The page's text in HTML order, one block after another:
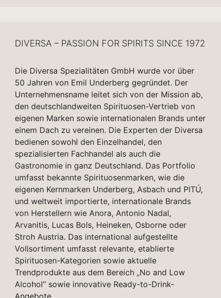
DIVERSA – PASSION FOR SPIRITS SINCE 1972
Die Diversa Spezialitäten GmbH wurde vor über
50 Jahren von Emil Underberg gegründet. Der
Unternehmensname leitet sich von der Mission ab,
den deutschlandweiten Spirituosen-Vertrieb von
eigenen Marken sowie internationalen Brands unter
einem Dach zu vereinen. Die Experten der Diversa
bedienen sowohl den Einzelhandel, den
spezialisierten Fachhandel als auch die
Gastronomie in ganz Deutschland. Das Portfolio
umfasst bekannte Spirituosenmarken, wie die
eigenen Kernmarken Underberg, Asbach und PITÚ,
und weltweit importierte, internationale Brands
von Herstellern wie Anora, Antonio Nadal,
Arvanitis, Lucas Bols, Heineken, Osborne oder
Stroh Austria. Das international aufgestellte
Vollsortiment umfasst relevante, etablierte
Spirituosen-Kategorien sowie aktuelle
Trendprodukte aus dem Bereich „No and Low
Alcohol“ sowie innovative Ready-to-Drink-